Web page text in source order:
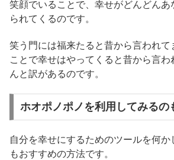
笑顔でいることで、幸せがどんどんあ
られてくるのです。
笑う門には福来たると昔から言われて
ことで幸せはやってくると昔から言わ
んと訳があるのです。
ホオポノポノを利用してみるの
自分を幸せにするためのツールを何
もおすすめの方法です。